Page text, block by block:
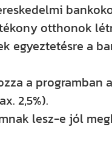
otthonok
egyeztetésre a
a programban
2,5%).
lesz-e jól